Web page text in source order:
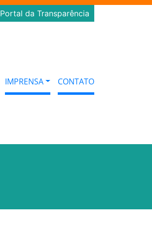
Portal da Transparência
IMPRENSA CONTATO